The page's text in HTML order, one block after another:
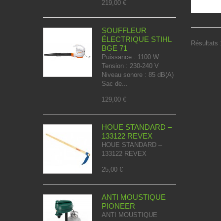
219,00 €
SOUFFLEUR
ÉLECTRIQUE STIHL
BGE 71
Puissance : 1100 W
Tension : 230-240 V
Niveau sonore : 85 dB(A)
Sac de...
129,00 €
HOUE STANDARD –
133122 REVEX
HOUE STANDARD –
133122 REVEX
25,00 €
ANTI MOUSTIQUE
PIONEER
ANTI MOUSTIQUE
Résultats